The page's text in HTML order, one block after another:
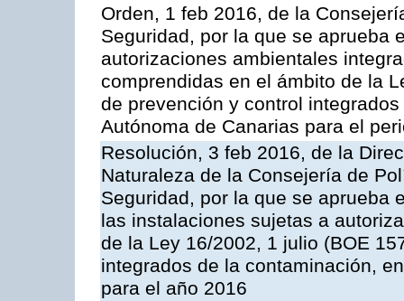
Orden, 1 feb 2016, de la
Seguridad, por la que se aprueba
autorizaciones ambientales
comprendidas en el ámbito de la
de prevención y control
Autónoma de Canarias para el
Resolución, 3 feb 2016, de la
Naturaleza de la Consejería de
Seguridad, por la que se aprueba
las instalaciones sujetas a
de la Ley 16/2002, 1 julio (BOE
integrados de la contaminación,
para el año 2016